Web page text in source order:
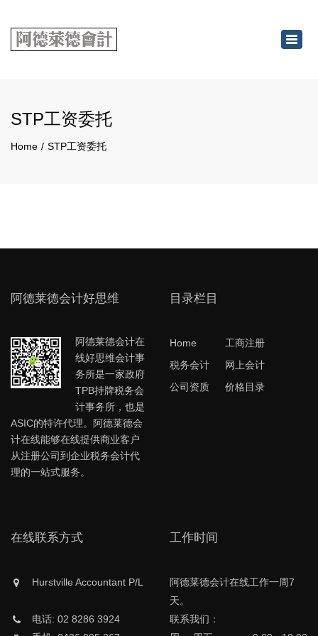
STP工资委托
Home STP工资委托
阿德莱德会计好思维
阿德莱德会计在
线好思维会计事
务所是一家政府
TPB持牌税务会
计事务所，也是
ASIC的特许代理。阿德莱德会
计在线能够在线提供商业客户
从注册公司到企业税务会计代
理的一站式服务。
目录栏目
Home
工商注册
税务会计
网上会计
公司资质
价格目录
在线联系方式
Hurstville Accountant P/L
电话: 02 8286 3924
工作时间
阿德莱德会计在线工作一周7
天。
联系我们：